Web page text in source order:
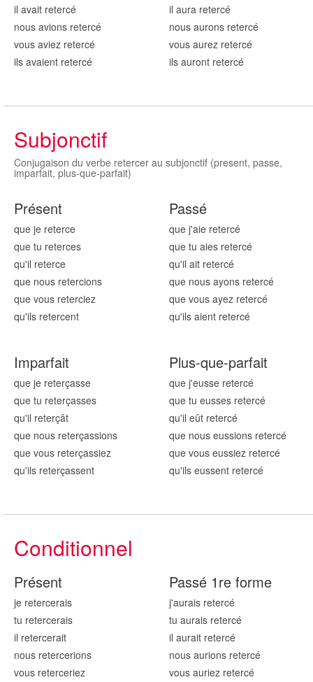
il avait retercé
nous avions retercé
vous aviez retercé
ils avaient retercé
il aura retercé
nous aurons retercé
vous aurez retercé
ils auront retercé
Subjonctif
Conjugaison du verbe retercer au subjonctif (present, passe,
imparfait, plus-que-parfait)
Présent
que je reterce
que tu reterces
qu'il reterce
que nous retercions
que vous reterciez
qu'ils retercent
Passé
que j'aie retercé
que tu aies retercé
qu'il ait retercé
que nous ayons retercé
que vous ayez retercé
qu'ils aient retercé
Imparfait
que je reterçasse
que tu reterçasses
qu'il reterçât
que nous reterçassions
que vous reterçassiez
qu'ils reterçassent
Plus-que-parfait
que j'eusse retercé
que tu eusses retercé
qu'il eût retercé
que nous eussions retercé
que vous eussiez retercé
qu'ils eussent retercé
Conditionnel
Présent
je retercerais
tu retercerais
il retercerait
nous retercerions
vous reterceriez
Passé 1re forme
j'aurais retercé
tu aurais retercé
il aurait retercé
nous aurions retercé
vous auriez retercé